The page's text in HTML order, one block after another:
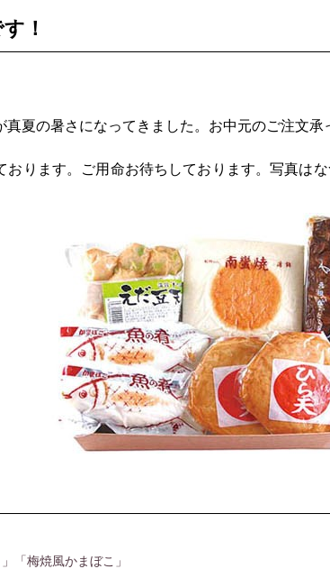
！
夏の暑さになってきました。お中元のご注文承
おります。ご用命お待ちしております。写真は
「梅焼風かまぼこ」